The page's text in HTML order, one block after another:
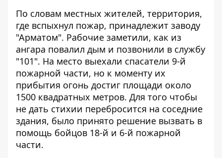
По словам местных жителей, территория,
где вспыхнул пожар, принадлежит заводу
"Арматом". Рабочие заметили, как из
ангара повалил дым и позвонили в службу
"101". На место выехали спасатели 9-й
пожарной части, но к моменту их
прибытия огонь достиг площади около
1500 квадратных метров. Для того чтобы
не дать стихии перебросится на соседние
здания, было принято решение вызвать в
помощь бойцов 18-й и 6-й пожарной
части.